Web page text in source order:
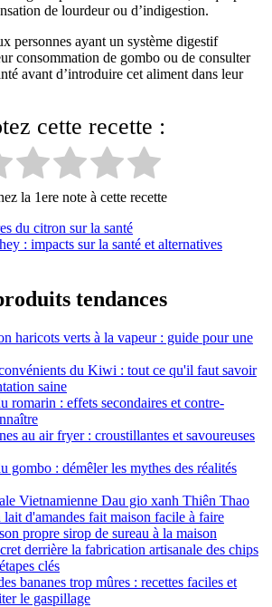
de lourdeur ou d’indigestion.
personnes ayant un système digestif
consommation de gombo ou de consulter
avant d’introduire cet aliment dans leur
cette recette :
la 1ere note à cette recette
du citron sur la santé
: impacts sur la santé et alternatives
tendances
haricots verts à la vapeur : guide pour une
du Kiwi : tout ce qu'il faut savoir
saine
romarin : effets secondaires et contre-
au air fryer : croustillantes et savoureuses
gombo : démêler les mythes des réalités
Vietnamienne Dau gio xanh Thiên Thao
lait d'amandes fait maison facile à faire
propre sirop de sureau à la maison
derrière la fabrication artisanale des chips
clés
bananes trop mûres : recettes faciles et
le gaspillage